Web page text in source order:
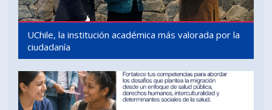
UChile, la institución académica más valorada por la
ciudadanía